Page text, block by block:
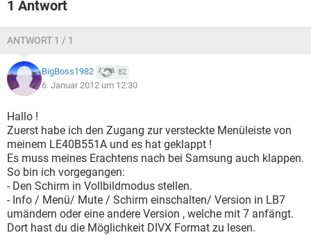
1 Antwort
ANTWORT 1 / 1
BigBoss1982 82
6. Januar 2012 um 12:30
Hallo !
Zuerst habe ich den Zugang zur versteckte Menüleiste von
meinem LE40B551A und es hat geklappt !
Es muss meines Erachtens nach bei Samsung auch klappen.
So bin ich vorgegangen:
- Den Schirm in Vollbildmodus stellen.
- Info / Menü/ Mute / Schirm einschalten/ Version in LB7
umändern oder eine andere Version , welche mit 7 anfängt.
Dort hast du die Möglichkeit DIVX Format zu lesen.